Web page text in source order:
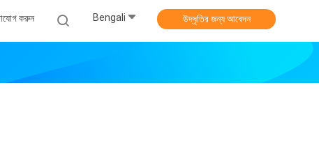
করুন Bengali উদ্ধৃতির জন্য আবেদন